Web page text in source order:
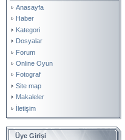
Anasayfa
Haber
Kategori
Dosyalar
Forum
Online Oyun
Fotograf
Site map
Makaleler
İletişim
Üye Girişi